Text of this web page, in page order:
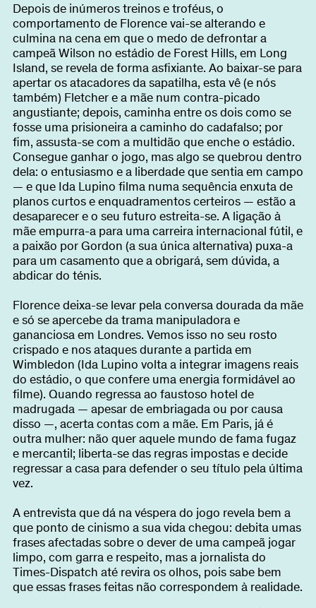
Depois de inúmeros treinos e troféus, o
comportamento de Florence vai-se alterando e
culmina na cena em que o medo de defrontar a
campeã Wilson no estádio de Forest Hills, em Long
Island, se revela de forma asfixiante. Ao baixar-se para
apertar os atacadores da sapatilha, esta vê (e nós
também) Fletcher e a mãe num contra-picado
angustiante; depois, caminha entre os dois como se
fosse uma prisioneira a caminho do cadafalso; por
fim, assusta-se com a multidão que enche o estádio.
Consegue ganhar o jogo, mas algo se quebrou dentro
dela: o entusiasmo e a liberdade que sentia em campo
— e que Ida Lupino filma numa sequência enxuta de
planos curtos e enquadramentos certeiros — estão a
desaparecer e o seu futuro estreita-se. A ligação à
mãe empurra-a para uma carreira internacional fútil, e
a paixão por Gordon (a sua única alternativa) puxa-a
para um casamento que a obrigará, sem dúvida, a
abdicar do ténis.
Florence deixa-se levar pela conversa dourada da mãe
e só se apercebe da trama manipuladora e
gananciosa em Londres. Vemos isso no seu rosto
crispado e nos ataques durante a partida em
Wimbledon (Ida Lupino volta a integrar imagens reais
do estádio, o que confere uma energia formidável ao
filme). Quando regressa ao faustoso hotel de
madrugada — apesar de embriagada ou por causa
disso —, acerta contas com a mãe. Em Paris, já é
outra mulher: não quer aquele mundo de fama fugaz
e mercantil; liberta-se das regras impostas e decide
regressar a casa para defender o seu título pela última
vez.
A entrevista que dá na véspera do jogo revela bem a
que ponto de cinismo a sua vida chegou: debita umas
frases afectadas sobre o dever de uma campeã jogar
limpo, com garra e respeito, mas a jornalista do
Times-Dispatch até revira os olhos, pois sabe bem
que essas frases feitas não correspondem à realidade.